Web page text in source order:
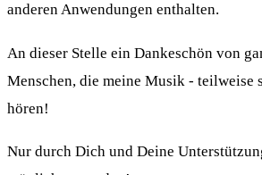
anderen Anwendungen enthalten.
An dieser Stelle ein Dankeschön von
Menschen, die meine Musik - teilweise
hören!
Nur durch Dich und Deine